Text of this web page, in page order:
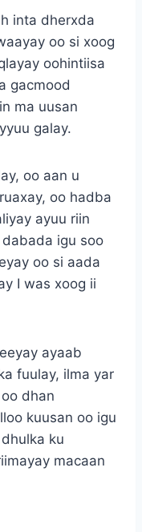
inta dherxda
oo si xoog
oohintiisa
gacmood
ma uusan
galay.
oo aan u
oo hadba
ayuu riin
igu soo
oo si aada
I was xoog ii
ayaab
fuulay, ilma yar
dhan
kuusan oo igu
ku
macaan